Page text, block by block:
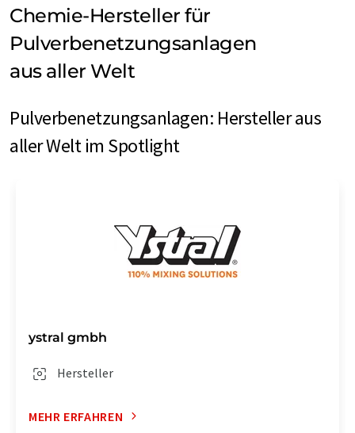
Chemie-Hersteller für
Pulverbenetzungsanlagen
aus aller Welt
Pulverbenetzungsanlagen: Hersteller aus
aller Welt im Spotlight
ystral gmbh
Hersteller
MEHR ERFAHREN